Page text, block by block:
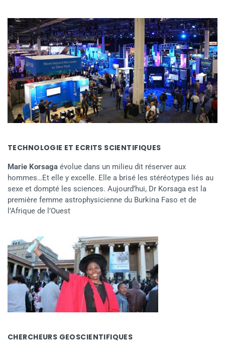
TECHNOLOGIE ET ECRITS SCIENTIFIQUES
Marie Korsaga évolue dans un milieu dit réserver aux
hommes…Et elle y excelle. Elle a brisé les stéréotypes liés au
sexe et dompté les sciences. Aujourd’hui, Dr Korsaga est la
première femme astrophysicienne du Burkina Faso et de
l’Afrique de l’Ouest
CHERCHEURS GEOSCIENTIFIQUES